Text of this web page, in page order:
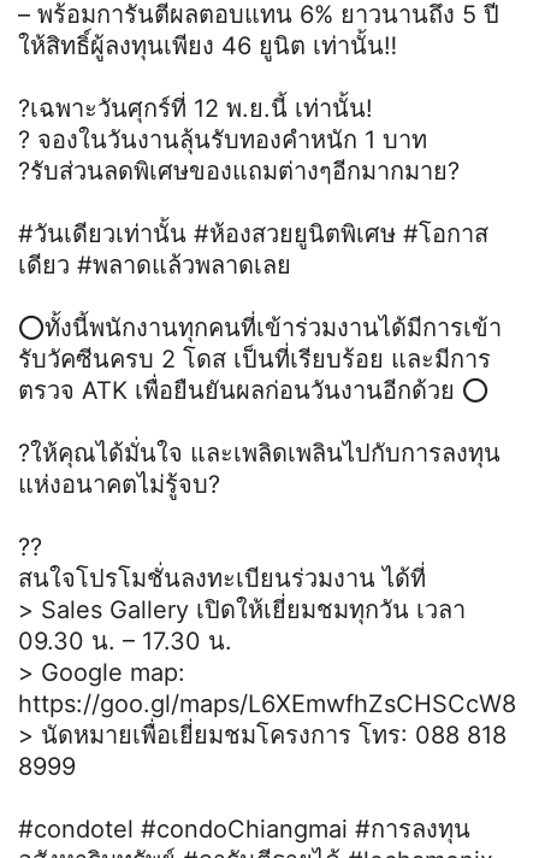
– พร้อมการันตีผลตอบแทน 6% ยาวนานถึง 5 ปี
ให้สิทธิ์ผู้ลงทุนเพียง 46 ยูนิต เท่านั้น‼️
?เฉพาะวันศุกร์ที่ 12 พ.ย.นี้ เท่านั้น!
? จองในวันงานลุ้นรับทองคำหนัก 1 บาท
?รับส่วนลดพิเศษของแถมต่างๆอีกมากมาย?
#วันเดียวเท่านั้น #ห้องสวยยูนิตพิเศษ #โอกาส
เดียว #พลาดแล้วพลาดเลย
⭕️ทั้งนี้พนักงานทุกคนที่เข้าร่วมงานได้มีการเข้า
รับวัคซีนครบ 2 โดส เป็นที่เรียบร้อย และมีการ
ตรวจ ATK เพื่อยืนยันผลก่อนวันงานอีกด้วย ⭕️
?ให้คุณได้มั่นใจ และเพลิดเพลินไปกับการลงทุน
แห่งอนาคตไม่รู้จบ?
??
สนใจโปรโมชั่นลงทะเบียนร่วมงาน ได้ที่
> Sales Gallery เปิดให้เยี่ยมชมทุกวัน เวลา
09.30 น. – 17.30 น.
> Google map:
https://goo.gl/maps/L6XEmwfhZsCHSCcW8
> นัดหมายเพื่อเยี่ยมชมโครงการ โทร: 088 818
8999
#condotel #condoChiangmai #การลงทุน